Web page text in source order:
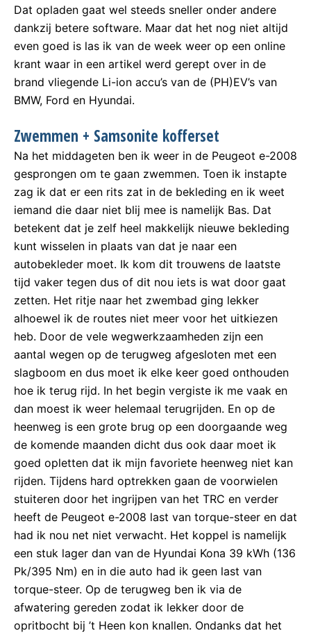
Dat opladen gaat wel steeds sneller onder andere
dankzij betere software. Maar dat het nog niet altijd
even goed is las ik van de week weer op een online
krant waar in een artikel werd gerept over in de
brand vliegende Li-ion accu’s van de (PH)EV’s van
BMW, Ford en Hyundai.
Zwemmen + Samsonite kofferset
Na het middageten ben ik weer in de Peugeot e-2008
gesprongen om te gaan zwemmen. Toen ik instapte
zag ik dat er een rits zat in de bekleding en ik weet
iemand die daar niet blij mee is namelijk Bas. Dat
betekent dat je zelf heel makkelijk nieuwe bekleding
kunt wisselen in plaats van dat je naar een
autobekleder moet. Ik kom dit trouwens de laatste
tijd vaker tegen dus of dit nou iets is wat door gaat
zetten. Het ritje naar het zwembad ging lekker
alhoewel ik de routes niet meer voor het uitkiezen
heb. Door de vele wegwerkzaamheden zijn een
aantal wegen op de terugweg afgesloten met een
slagboom en dus moet ik elke keer goed onthouden
hoe ik terug rijd. In het begin vergiste ik me vaak en
dan moest ik weer helemaal terugrijden. En op de
heenweg is een grote brug op een doorgaande weg
de komende maanden dicht dus ook daar moet ik
goed opletten dat ik mijn favoriete heenweg niet kan
rijden. Tijdens hard optrekken gaan de voorwielen
stuiteren door het ingrijpen van het TRC en verder
heeft de Peugeot e-2008 last van torque-steer en dat
had ik nou net niet verwacht. Het koppel is namelijk
een stuk lager dan van de Hyundai Kona 39 kWh (136
Pk/395 Nm) en in die auto had ik geen last van
torque-steer. Op de terugweg ben ik via de
afwatering gereden zodat ik lekker door de
opritbocht bij ’t Heen kon knallen. Ondanks dat het